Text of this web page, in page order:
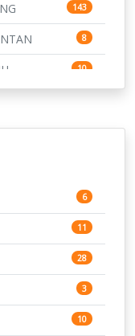
143
8
10
3
169
7
4
133
6
11
28
3
10